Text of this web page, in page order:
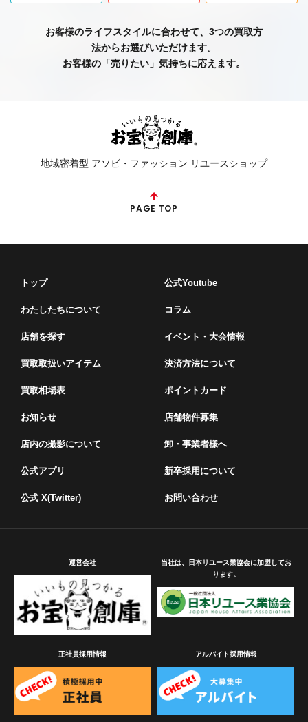
お客様のライフスタイルに合わせて、3つの買取方
法からお選びいただけます。
お客様の「売りたい」気持ちに応えます。
地域密着型 アソビ・ファッション リユースショップ
PAGE TOP
トップ
わたしたちについて
店舗を探す
買取取扱いアイテム
買取相場表
お知らせ
店内の撮影について
公式アプリ
公式 X(Twitter)
公式Youtube
コラム
イベント・⼤会情報
決済方法について
ポイントカード
店舗物件募集
卸・事業者様へ
新卒採用について
お問い合わせ
運営会社
当社は、日本リユース業協会に加盟してお
ります。
正社員採用情報 アルバイト採用情報